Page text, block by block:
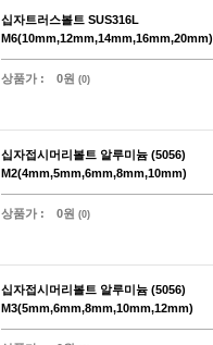
십자트러스볼트 SUS316L
M6(10mm,12mm,14mm,16mm,20mm)
상품가 : 0원 (0)
십자접시머리볼트 알루미늄 (5056)
M2(4mm,5mm,6mm,8mm,10mm)
상품가 : 0원 (0)
십자접시머리볼트 알루미늄 (5056)
M3(5mm,6mm,8mm,10mm,12mm)